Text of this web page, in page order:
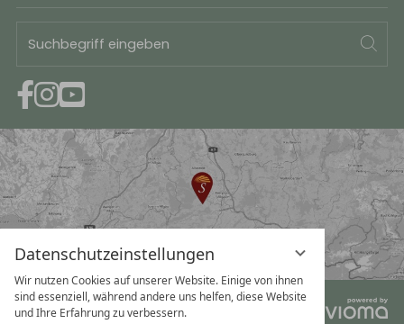
Datenschutzeinstellungen
Wir nutzen Cookies auf unserer Website. Einige von ihnen
sind essenziell, während andere uns helfen, diese Website
und Ihre Erfahrung zu verbessern.
eingeben
Impressum AGB